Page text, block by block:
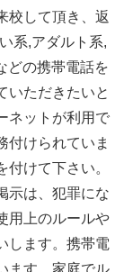
校して頂き、返
系,アダルト系,
どの携帯電話を
いただきたいと
ネットが利用で
付けられていま
けて下さい。
示は、犯罪にな
用上のルールや
します。携帯電
ます。家庭でル